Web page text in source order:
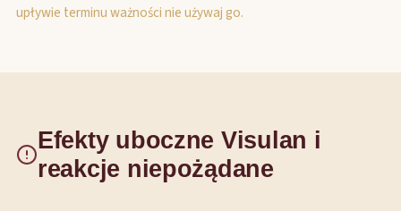
upływie terminu ważności nie używaj go.
Efekty uboczne Visulan i
reakcje niepożądane